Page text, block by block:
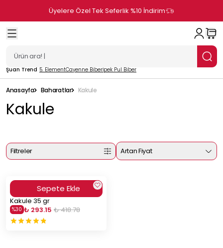
Üyelere Özel Tek Seferlik %10 İndirim
Şuan Trend 5. ElementCayenne Biberİpek Pul Biber
Anasayfa Baharatlar Kakule
Kakule
Filtreler Artan Fiyat
Sepete Ekle
Kakule 35 gr
%30 ₺ 293.15 ₺ 418.78